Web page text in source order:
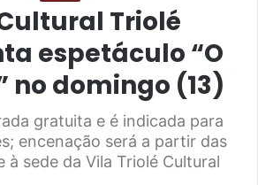
Triolé
espetáculo “O
no domingo (13)
gratuita e é indicada para
encenação será a partir das
à sede da Vila Triolé Cultural